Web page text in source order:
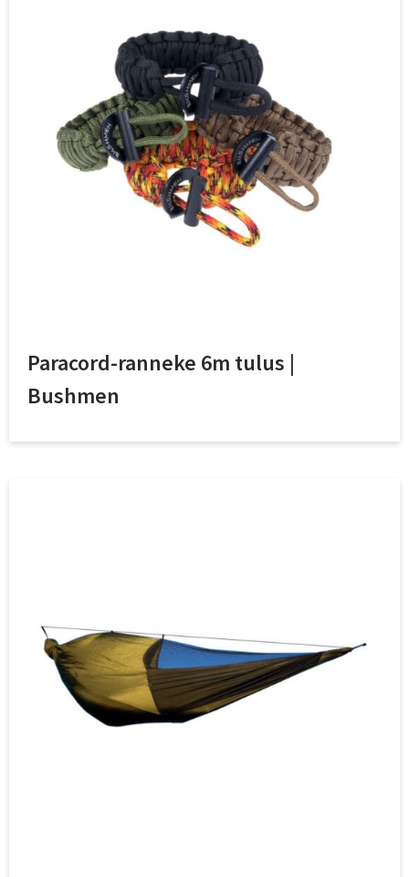
Paracord-ranneke 6m tulus |
Bushmen